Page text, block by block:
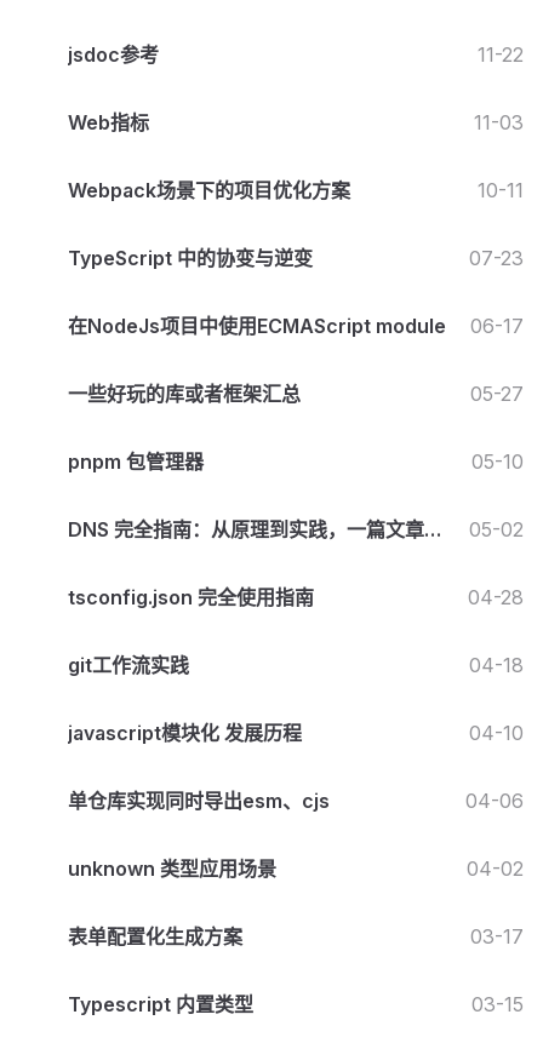
jsdoc参考 11-22
Web指标 11-03
Webpack场景下的项目优化方案 10-11
TypeScript 中的协变与逆变 07-23
在NodeJs项目中使用ECMAScript module 06-17
一些好玩的库或者框架汇总 05-27
pnpm 包管理器 05-10
DNS 完全指南：从原理到实践，一篇文章搞
05-02
tsconfig.json 完全使用指南 04-28
git工作流实践 04-18
javascript模块化 发展历程 04-10
单仓库实现同时导出esm、cjs 04-06
unknown 类型应用场景 04-02
表单配置化生成方案 03-17
Typescript 内置类型 03-15